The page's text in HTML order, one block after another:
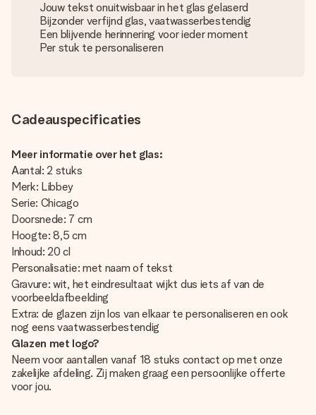
Jouw tekst onuitwisbaar in het glas gelaserd
Bijzonder verfijnd glas, vaatwasserbestendig
Een blijvende herinnering voor ieder moment
Per stuk te personaliseren
Cadeauspecificaties
Meer informatie over het glas:
Aantal: 2 stuks
Merk: Libbey
Serie: Chicago
Doorsnede: 7 cm
Hoogte: 8,5 cm
Inhoud: 20 cl
Personalisatie: met naam of tekst
Gravure: wit, het eindresultaat wijkt dus iets af van de
voorbeeldafbeelding
Extra: de glazen zijn los van elkaar te personaliseren en ook
nog eens vaatwasserbestendig
Glazen met logo?
Neem voor aantallen vanaf 18 stuks contact op met onze
zakelijke afdeling. Zij maken graag een persoonlijke offerte
voor jou.